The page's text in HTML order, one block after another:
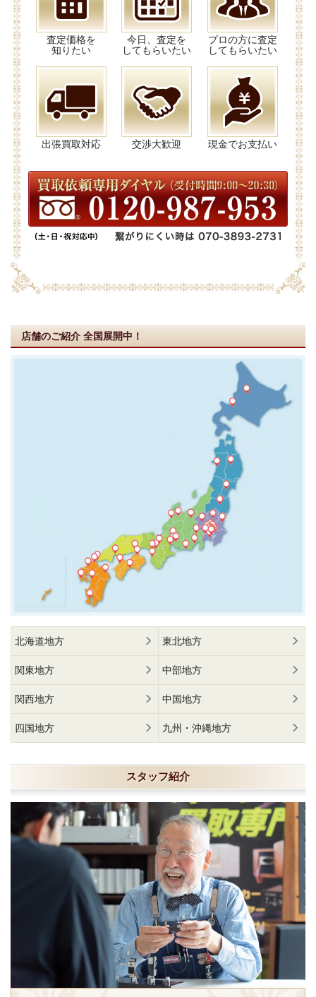
査定価格を
知りたい
今日、査定を
してもらいたい
プロの方に査定
してもらいたい
出張買取対応 交渉大歓迎 現金でお支払い
店舗のご紹介 全国展開中！
北海道地方 東北地方
関東地方 中部地方
関西地方 中国地方
四国地方 九州・沖縄地方
スタッフ紹介